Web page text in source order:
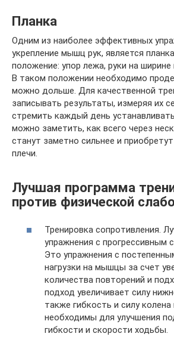
Планка
Одним из наиболее эффективных
укрепление мышц рук, является
положение: упор лежа, руки на ширине
В таком положении необходимо
можно дольше. Для качественной
записывать результаты, измеряя их
стремить каждый день
можно заметить, как всего через
станут заметно сильнее и
плечи.
Лучшая программа
против физической
Тренировка сопротивления.
упражнения с прогрессивным
Это упражнения с
нагрузки на мышцы за счет
количества повторений и
подход увеличивает силу
также гибкость и силу
необходимы для улучшения
гибкости и скорости ходьбы.